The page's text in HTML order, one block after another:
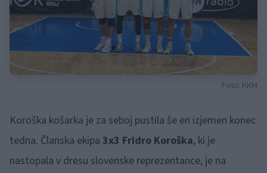
Foto: KKM
Koroška košarka je za seboj pustila še en izjemen konec
tedna. Članska ekipa 3x3 Fridro Koroška, ki je
nastopala v dresu slovenske reprezentance, je na